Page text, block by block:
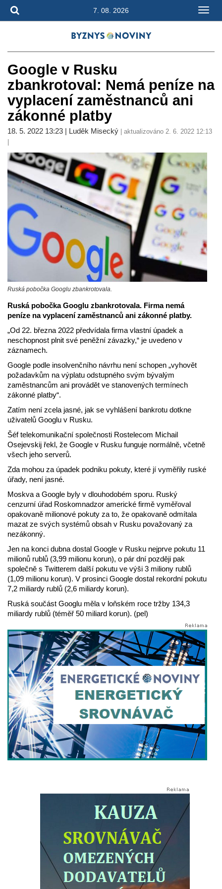
7. 08. 2026
Google v Rusku
zbankrotoval: Nemá peníze na
vyplacení zaměstnanců ani
zákonné platby
18. 5. 2022 13:23 | Luděk Misecký | aktualizováno 2. 6. 2022 12:13
Ruská pobočka Googlu zbankrotovala.
Ruská pobočka Googlu zbankrotovala. Firma nemá
peníze na vyplacení zaměstnanců ani zákonné platby.
„Od 22. března 2022 předvídala firma vlastní úpadek a
neschopnost plnit své peněžní závazky,“ je uvedeno v
záznamech.
Google podle insolvenčního návrhu není schopen „vyhovět
požadavkům na výplatu odstupného svým bývalým
zaměstnancům ani provádět ve stanovených termínech
zákonné platby“.
Zatím není zcela jasné, jak se vyhlášení bankrotu dotkne
uživatelů Googlu v Rusku.
Šéf telekomunikační společnosti Rostelecom Michail
Osejevskij řekl, že Google v Rusku funguje normálně, včetně
všech jeho serverů.
Zda mohou za úpadek podniku pokuty, které jí vyměřily ruské
úřady, není jasné.
Moskva a Google byly v dlouhodobém sporu. Ruský
cenzurní úřad Roskomnadzor americké firmě vyměřoval
opakovaně milionové pokuty za to, že opakovaně odmítala
mazat ze svých systémů obsah v Rusku považovaný za
nezákonný.
Jen na konci dubna dostal Google v Rusku nejprve pokutu 11
milionů rublů (3,99 milionu korun), o pár dní později pak
společně s Twitterem další pokutu ve výši 3 miliony rublů
(1,09 milionu korun). V prosinci Google dostal rekordní pokutu
7,2 miliardy rublů (2,6 miliardy korun).
Ruská součást Googlu měla v loňském roce tržby 134,3
miliardy rublů (téměř 50 miliard korun). (pel)